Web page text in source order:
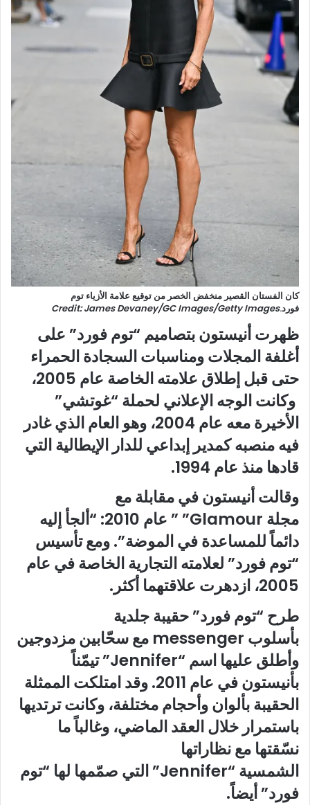
كان الفستان القصير منخفض الخصر من توقيع علامة الأزياء توم
فورد.Credit: James Devaney/GC Images/Getty Images
ظهرت أنيستون بتصاميم “توم فورد” على
أغلفة المجلات ومناسبات السجادة الحمراء
حتى قبل إطلاق علامته الخاصة عام 2005،
وكانت الوجه الإعلاني لحملة “غوتشي”
الأخيرة معه عام 2004، وهو العام الذي غادر
فيه منصبه كمدير إبداعي للدار الإيطالية التي
قادها منذ عام 1994.
وقالت أنيستون في مقابلة مع
مجلة
” عام 2010: “ألجأ إليه
دائماً للمساعدة في الموضة”. ومع تأسيس
“توم فورد” لعلامته التجارية الخاصة في عام
2005، ازدهرت علاقتهما أكثر
.
طرح “توم فورد” حقيبة جلدية
بأسلوب
مع سحّابين مزدوجين
وأطلق عليها اسم “Jennifer”
تيمّناً
بأنيستون في عام 2011. وقد امتلكت الممثلة
الحقيبة بألوان وأحجام مختلفة، وكانت ترتديها
باستمرار خلال العقد الماضي، وغالباً ما
نسّقتها مع نظاراتها
الشمسية “Jennifer”
التي صمّمها لها “توم
فورد” أيضاً.